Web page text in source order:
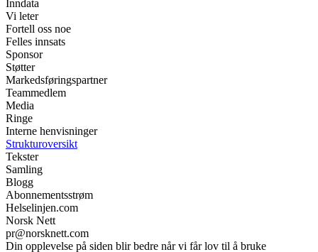
Inndata
Vi leter
Fortell oss noe
Felles innsats
Sponsor
Støtter
Markedsføringspartner
Teammedlem
Media
Ringe
Interne henvisninger
Strukturoversikt
Tekster
Samling
Blogg
Abonnementsstrøm
Helselinjen.com
Norsk Nett
pr@norsknett.com
Din opplevelse på siden blir bedre når vi får lov til å bruke